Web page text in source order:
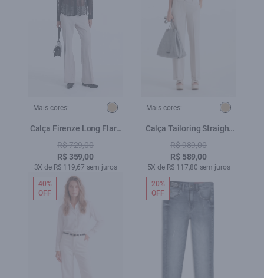
Mais cores:
Calça Firenze Long Flare
Bege
R$ 729,00
R$ 359,00
3X de R$ 119,67 sem juros
Mais cores:
Calça Tailoring Straight
Barra Italiana Areia
R$ 989,00
R$ 589,00
5X de R$ 117,80 sem juros
40%
OFF
20%
OFF